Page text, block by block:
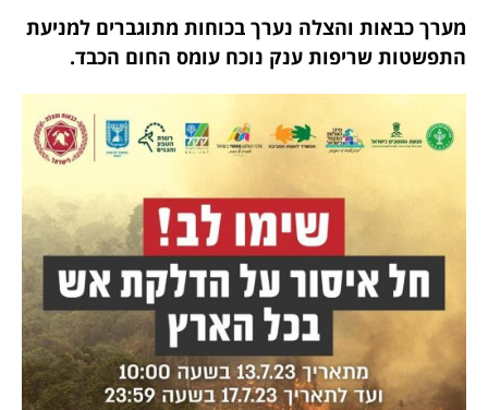
מערך כבאות והצלה נערך בכוחות מתוגברים למניעת
התפשטות שריפות ענק נוכח עומס החום הכבד.